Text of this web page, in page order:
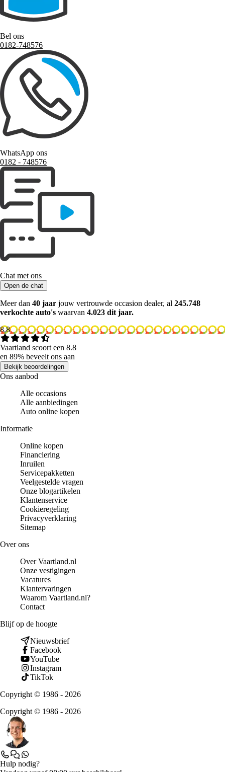
Bel ons
0182-748576
WhatsApp ons
0182 ‑ 748576
Chat met ons
Open de chat
Meer dan 40 jaar jouw vertrouwde occasion dealer, al 245.748
verkochte auto's waarvan 4.023 dit jaar.
8.8
Vaartland scoort een 8.8
en 89% beveelt ons aan
Bekijk beoordelingen
Ons aanbod
Alle occasions
Alle aanbiedingen
Auto online kopen
Informatie
Online kopen
Financiering
Inruilen
Servicepakketten
Veelgestelde vragen
Onze blogartikelen
Klantenservice
Cookieregeling
Privacyverklaring
Sitemap
Over ons
Over Vaartland.nl
Onze vestigingen
Vacatures
Klantervaringen
Waarom Vaartland.nl?
Contact
Blijf op de hoogte
Nieuwsbrief
Facebook
YouTube
Instagram
TikTok
Copyright © 1986 - 2026
Copyright © 1986 - 2026
Hulp nodig?